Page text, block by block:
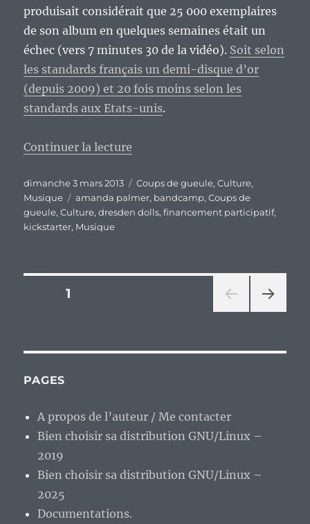
produisait considérait que 25 000 exemplaires
de son album en quelques semaines était un
échec (vers 7 minutes 30 de la vidéo). Soit selon
les standards français un demi-disque d’or
(depuis 2009) et 20 fois moins selon les
standards aux Etats-unis.
Continuer la lecture
Publié
le
dimanche 3 mars 2013 Catégories
Coups de gueule,Culture,
Musique
Étiquettes
amanda palmer, bandcamp,Coups de
gueule,Culture,dresden dolls,financement participatif,
kickstarter, Musique
Pagination
publications
PAGE1
ANT
PAGES
A propos de l’auteur / Me contacter
Bien choisir sa distribution GNU/Linux –
2019
Bien choisir sa distribution GNU/Linux –
2025
Documentations.